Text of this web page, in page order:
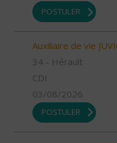
POSTULER
Auxiliaire de vie
34 - Hérault
CDI
03/08/2026
POSTULER